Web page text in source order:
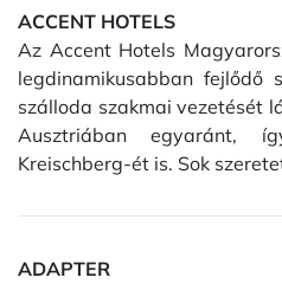
ACCENT HOTELS
Az Accent Hotels
legdinamikusabban fejlődő
szálloda szakmai vezetését
Ausztriában
Kreischberg-ét is. Sok
ADAPTER